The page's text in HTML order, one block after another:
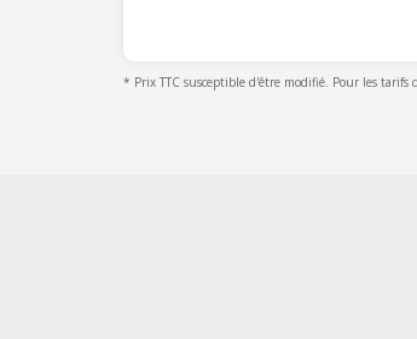
* Prix TTC susceptible d'être modifié. Pour les